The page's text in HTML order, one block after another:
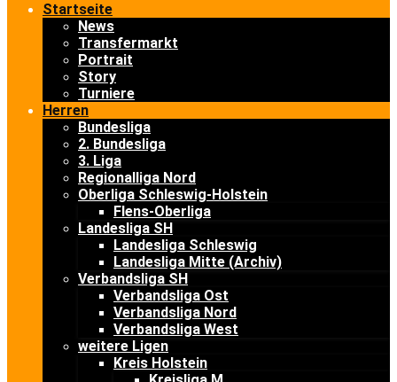
Startseite
News
Transfermarkt
Portrait
Story
Turniere
Herren
Bundesliga
2. Bundesliga
3. Liga
Regionalliga Nord
Oberliga Schleswig-Holstein
Flens-Oberliga
Landesliga SH
Landesliga Schleswig
Landesliga Mitte (Archiv)
Verbandsliga SH
Verbandsliga Ost
Verbandsliga Nord
Verbandsliga West
weitere Ligen
Kreis Holstein